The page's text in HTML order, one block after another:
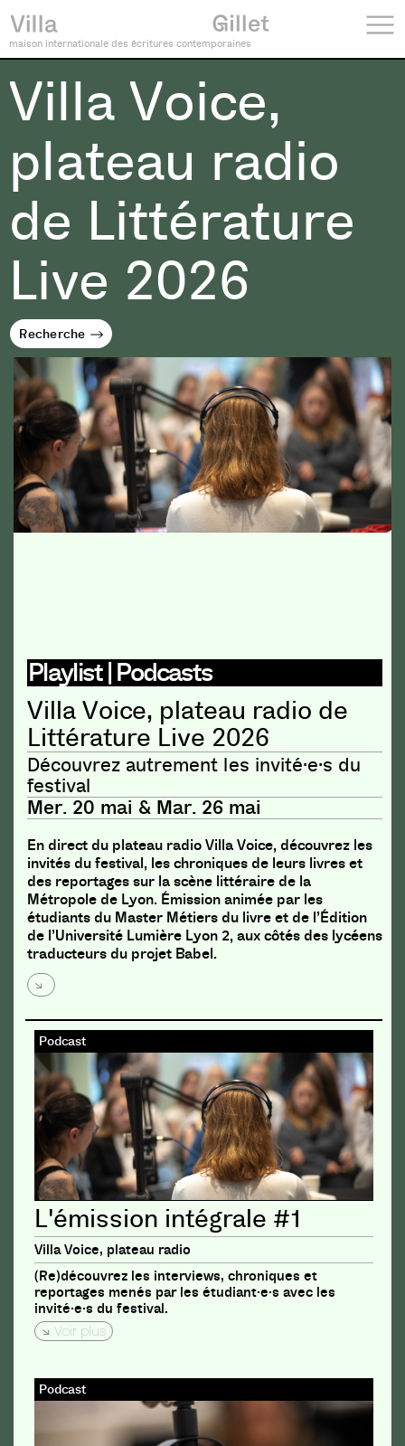
maison internationale des écritures contemporaines
Villa Voice,
plateau radio
de Littérature
Live 2026
Recherche
Recherche
Playlist | Podcasts
Villa Voice, plateau radio de
Littérature Live 2026
Découvrez autrement les invité·e·s du
festival
Mer. 20 mai & Mar. 26 mai
En direct du plateau radio Villa Voice, découvrez les
invités du festival, les chroniques de leurs livres et
des reportages sur la scène littéraire de la
Métropole de Lyon. Émission animée par les
étudiants du Master Métiers du livre et de l’Édition
de l’Université Lumière Lyon 2, aux côtés des lycéens
traducteurs du projet Babel.
Podcast
L'émission intégrale #1
Villa Voice, plateau radio
(Re)découvrez les interviews, chroniques et
reportages menés par les étudiant·e·s avec les
invité·e·s du festival.
Voir plus
Podcast